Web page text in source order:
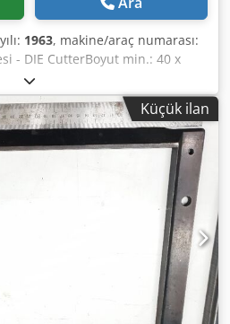
1963, makine/araç numarası:
- DIE CutterBoyut min.: 40 x
Hız min.: 2.200 sph - maks.
Nmsfock Standart şase: 260 x
260 x 350mmAletler ve
çerçeve dahildir Skype-Video
Ziyaretinizden çok memnun
stokta Hemen Kullanılabilir -
/ Nürnberg - Test edilebilir
Küçük ilan